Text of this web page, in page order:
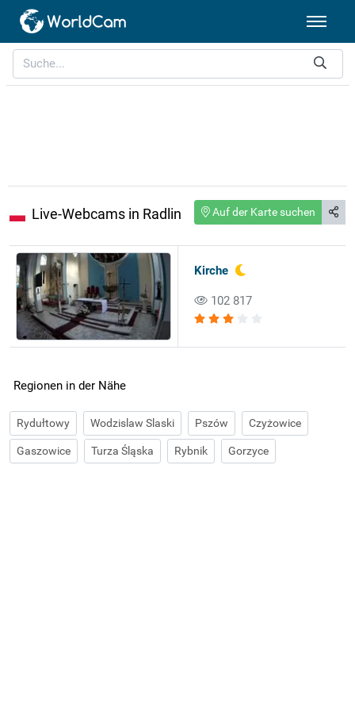
Live-Webcams in Radlin Auf der Karte suchen
Kirche
102 817
Regionen in der Nähe
Rydułtowy Wodzislaw Slaski Pszów Czyżowice
Gaszowice Turza Śląska Rybnik Gorzyce